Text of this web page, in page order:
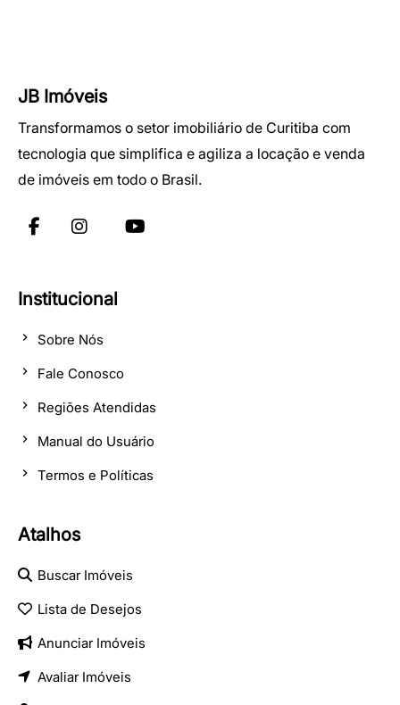
JB Imóveis
Transformamos o setor imobiliário de Curitiba com
tecnologia que simplifica e agiliza a locação e venda
de imóveis em todo o Brasil.
Institucional
Sobre Nós
Fale Conosco
Regiões Atendidas
Manual do Usuário
Termos e Políticas
Atalhos
Buscar Imóveis
Lista de Desejos
Anunciar Imóveis
Avaliar Imóveis